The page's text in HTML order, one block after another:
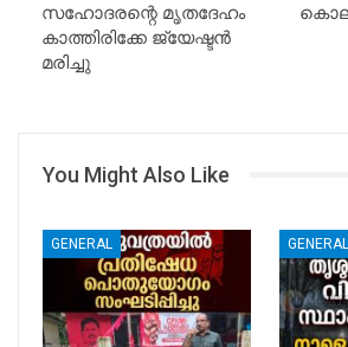
സഹോദരന്റെ മൃതദേഹം
കാത്തിരിക്കേ ജ്യേഷ്ടൻ
മരിച്ചു
You Might Also Like
GENERAL GENERAL